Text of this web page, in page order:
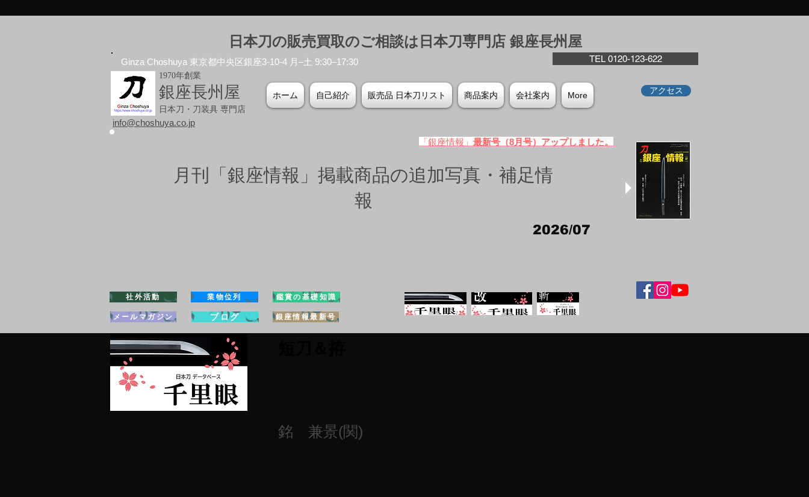
日本刀の販売買取のご相談は日本刀専門店 銀座⻑州屋
TEL 0120-123-622
Ginza Choshuya 東京都中央区銀座3-10-4 月–土 9:30–17:30
1970年創業
銀座長州屋
日本刀・刀装具 専門店
ホーム 自己紹介 販売品 日本刀リスト 商品案内 会社案内 More アクセス
info@choshuya.co.jp
「銀座情報」 最新号（8月号）アップしました。
月刊「銀座情報」掲載商品の追加写真・補足情
報
2026/07
社外活動 業物位列 鑑賞の基礎知識
メールマガジン ブログ 銀座情報最新号
銘 兼景(関)